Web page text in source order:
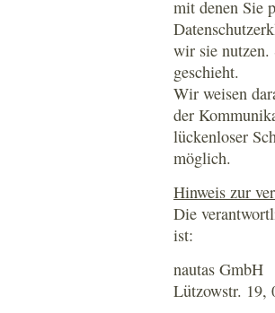
mit denen Sie
wir sie nutzen.
geschieht.
Wir weisen
der
lückenloser
möglich.
Hinweis zur
Die
ist:
nautas GmbH
Lützowstr. 19,